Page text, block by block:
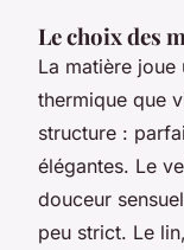
Le choix des
La matière
thermique que
structure :
élégantes. Le
douceur
peu strict. Le